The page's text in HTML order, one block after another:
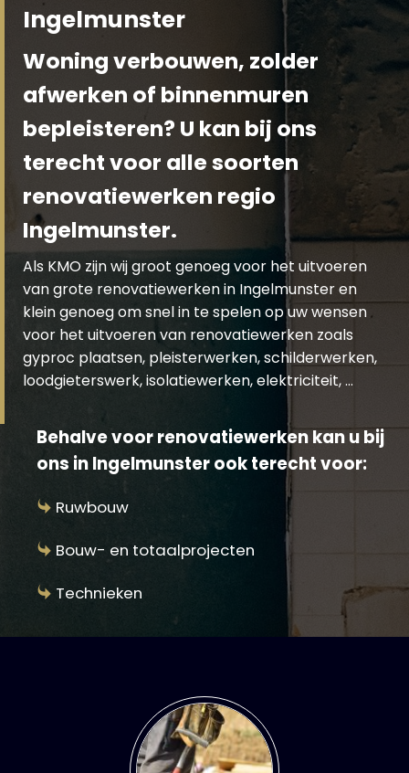
Ingelmunster
Woning verbouwen, zolder
afwerken of binnenmuren
bepleisteren? U kan bij ons
terecht voor alle soorten
renovatiewerken regio
Ingelmunster.
Als KMO zijn wij groot genoeg voor het uitvoeren
van grote renovatiewerken in Ingelmunster en
klein genoeg om snel in te spelen op uw wensen
voor het uitvoeren van renovatiewerken zoals
gyproc plaatsen, pleisterwerken, schilderwerken,
loodgieterswerk, isolatiewerken, elektriciteit, …
Behalve voor renovatiewerken kan u bij
ons in Ingelmunster ook terecht voor:
Ruwbouw
Bouw- en totaalprojecten
Technieken